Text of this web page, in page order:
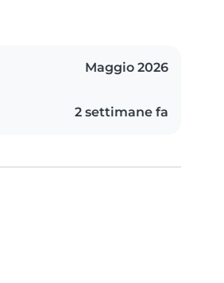
Maggio 2026
2 settimane fa